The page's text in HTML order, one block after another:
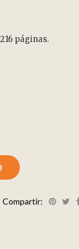
páginas.
Compartir: